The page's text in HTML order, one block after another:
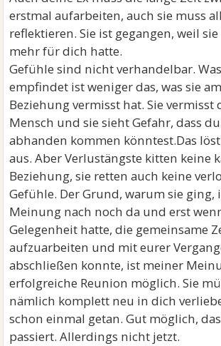
erstmal aufarbeiten, auch sie muss
reflektieren. Sie ist gegangen, weil
mehr für dich hatte.
Gefühle sind nicht verhandelbar.
empfindet ist weniger das, was sie
Beziehung vermisst hat. Sie vermisst
Mensch und sie sieht Gefahr, dass
abhanden kommen könntest.Das
aus. Aber Verlustängste kitten keine
Beziehung, sie retten auch keine
Gefühle. Der Grund, warum sie ging,
Meinung nach noch da und erst
Gelegenheit hatte, die gemeinsame
aufzuarbeiten und mit eurer
abschließen konnte, ist meiner
erfolgreiche Reunion möglich. Sie
nämlich komplett neu in dich
schon einmal getan. Gut möglich,
passiert. Allerdings nicht jetzt.